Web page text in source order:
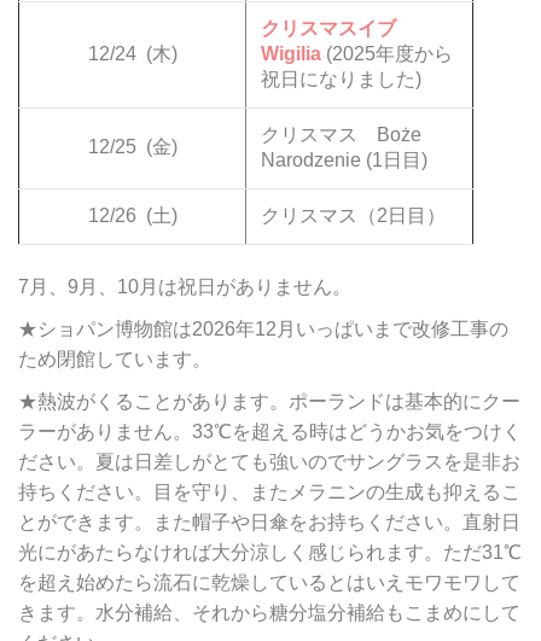
12/24 (木)
クリスマスイブ
Wigilia (2025年度から
祝日になりました)
12/25 (金)
クリスマス Boże
Narodzenie (1日目)
12/26 (土) クリスマス（2日目）
7月、9月、10月は祝日がありません。
★ショパン博物館は2026年12月いっぱいまで改修工事の
ため閉館しています。
★熱波がくることがあります。ポーランドは基本的にクー
ラーがありません。33℃を超える時はどうかお気をつけく
ださい。夏は日差しがとても強いのでサングラスを是非お
持ちください。目を守り、またメラニンの生成も抑えるこ
とができます。また帽子や日傘をお持ちください。直射日
光にがあたらなければ大分涼しく感じられます。ただ31℃
を超え始めたら流石に乾燥しているとはいえモワモワして
きます。水分補給、それから糖分塩分補給もこまめにして